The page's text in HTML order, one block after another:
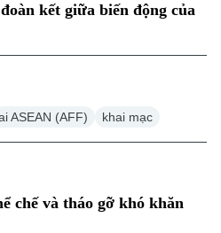
kết giữa biến động của
ASEAN (AFF) khai mạc
chế và tháo gỡ khó khăn